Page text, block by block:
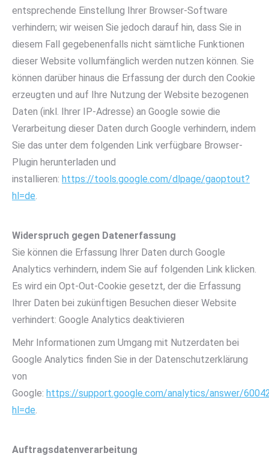
entsprechende Einstellung Ihrer Browser-Software
verhindern; wir weisen Sie jedoch darauf hin, dass Sie in
diesem Fall gegebenenfalls nicht sämtliche Funktionen
dieser Website vollumfänglich werden nutzen können. Sie
können darüber hinaus die Erfassung der durch den Cookie
erzeugten und auf Ihre Nutzung der Website bezogenen
Daten (inkl. Ihrer IP-Adresse) an Google sowie die
Verarbeitung dieser Daten durch Google verhindern, indem
Sie das unter dem folgenden Link verfügbare Browser-
Plugin herunterladen und
installieren: https://tools.google.com/dlpage/gaoptout?
hl=de.
Widerspruch gegen Datenerfassung
Sie können die Erfassung Ihrer Daten durch Google
Analytics verhindern, indem Sie auf folgenden Link klicken.
Es wird ein Opt-Out-Cookie gesetzt, der die Erfassung
Ihrer Daten bei zukünftigen Besuchen dieser Website
verhindert: Google Analytics deaktivieren
Mehr Informationen zum Umgang mit Nutzerdaten bei
Google Analytics finden Sie in der Datenschutzerklärung
von
Google: https://support.google.com/analytics/answer/
hl=de.
Auftragsdatenverarbeitung